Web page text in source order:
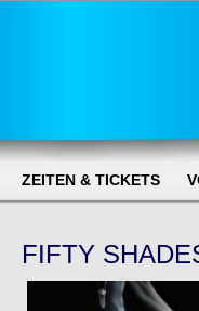
ZEITEN & TICKETS
FIFTY